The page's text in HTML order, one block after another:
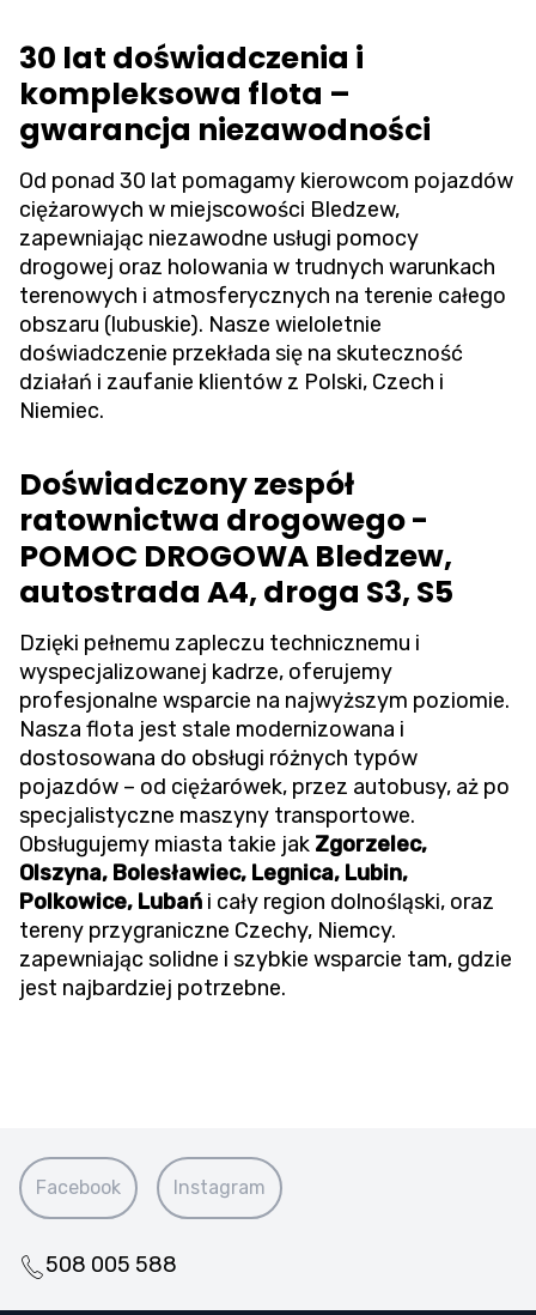
30 lat doświadczenia i
kompleksowa flota –
gwarancja niezawodności
Od ponad 30 lat pomagamy kierowcom pojazdów
ciężarowych w miejscowości Bledzew,
zapewniając niezawodne usługi pomocy
drogowej oraz holowania w trudnych warunkach
terenowych i atmosferycznych na terenie całego
obszaru (lubuskie). Nasze wieloletnie
doświadczenie przekłada się na skuteczność
działań i zaufanie klientów z Polski, Czech i
Niemiec.
Doświadczony zespół
ratownictwa drogowego -
POMOC DROGOWA Bledzew,
autostrada A4, droga S3, S5
Dzięki pełnemu zapleczu technicznemu i
wyspecjalizowanej kadrze, oferujemy
profesjonalne wsparcie na najwyższym poziomie.
Nasza flota jest stale modernizowana i
dostosowana do obsługi różnych typów
pojazdów – od ciężarówek, przez autobusy, aż po
specjalistyczne maszyny transportowe.
Obsługujemy miasta takie jak Zgorzelec,
Olszyna, Bolesławiec, Legnica, Lubin,
Polkowice, Lubań i cały region dolnośląski, oraz
tereny przygraniczne Czechy, Niemcy.
zapewniając solidne i szybkie wsparcie tam, gdzie
jest najbardziej potrzebne.
Facebook Instagram
508 005 588